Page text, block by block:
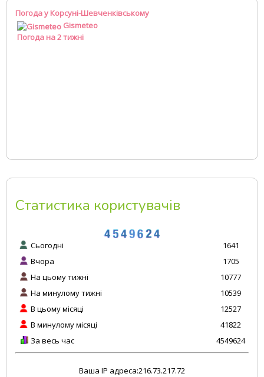
Погода у Корсуні-Шевченківському
Gismeteo
Погода на 2 тижні
Статистика користувачів
Сьогодні
Вчора
На цьому тижні
На минулому тижні
В цьому місяці
В минулому місяці
За весь час
1641
1705
10777
10539
12527
41822
4549624
Ваша IP адреса:216.73.217.72